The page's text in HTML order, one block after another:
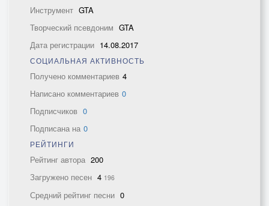
Инструмент GTA
Творческий псевдоним GTA
Дата регистрации 14.08.2017
СОЦИАЛЬНАЯ АКТИВНОСТЬ
Получено комментариев 4
Написано комментариев 0
Подписчиков 0
Подписана на 0
РЕЙТИНГИ
Рейтинг автора 200
Загружено песен 4 196
Средний рейтинг песни 0